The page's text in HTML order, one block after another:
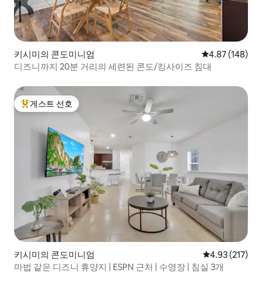
키시미의 콘도미니엄 평점 4.87점(5
4.87 (148)
디즈니까지 20분 거리의 세련된 콘도/킹사이즈 침대
상위 게스트 선호
게스트 선호
키시미의 콘도미니엄 평점 4.93점(5
4.93 (217)
마법 같은 디즈니 휴양지 | ESPN 근처 | 수영장 | 침실 3개